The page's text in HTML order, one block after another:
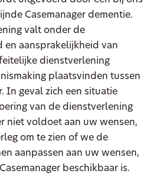
Casemanager dementie.
valt onder de
aansprakelijkheid van
dienstverlening
plaatsvinden tussen
In geval zich een situatie
van de dienstverlening
niet voldoet aan uw wensen,
om te zien of we de
aanpassen aan uw wensen,
beschikbaar is.